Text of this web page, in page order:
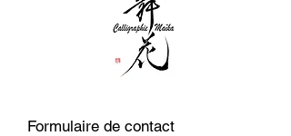
Formulaire de contact